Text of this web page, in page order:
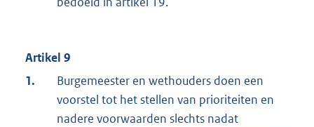
Artikel 9
1.
Burgemeester en wethouders doen een
voorstel tot het stellen van prioriteiten en
nadere voorwaarden slechts nadat